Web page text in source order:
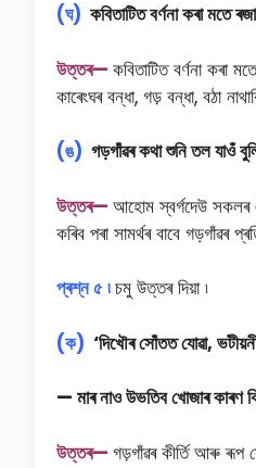
(ঘ) কবিতাটিত বৰ্ণনা কৰা মতে
উত্তৰ— কবিতাটিত বৰ্ণনা কৰা
কাৰেংঘৰ বন্ধা, গড় বন্ধা, বঠা
(ঙ) গড়গাঁৱৰ কথা শুনি তল যাওঁ
উত্তৰ— আহোম স্বৰ্গদেউ সকলৰ
কৰিব পৰা সামৰ্থৰ বাবে গড়গাঁৱৰ
প্ৰশ্ন ৫ ৷চমু উত্তৰ দিয়া ৷
(ক) ‘দিখৌৰ সোঁতত যোৱা,
— মাৰ নাও উভতিব খোজাৰ কাৰণ
উত্তৰ— গড়গাঁৱৰ কীর্তি আৰু ৰূপ